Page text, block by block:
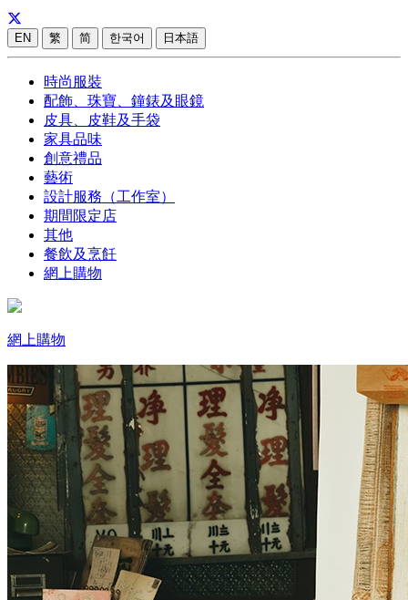
EN 繁 简 한국어 日本語
時尚服裝
配飾、珠寶、鐘錶及眼鏡
皮具、皮鞋及手袋
家具品味
創意禮品
藝術
設計服務（工作室）
期間限定店
其他
餐飲及烹飪
網上購物
網上購物